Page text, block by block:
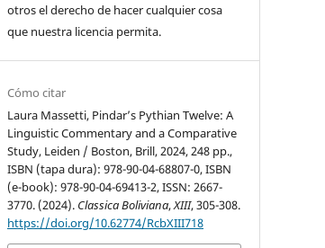
otros el derecho de hacer cualquier cosa
que nuestra licencia permita.
Cómo citar
Laura Massetti, Pindar’s Pythian Twelve: A
Linguistic Commentary and a Comparative
Study, Leiden / Boston, Brill, 2024, 248 pp.,
ISBN (tapa dura): 978-90-04-68807-0, ISBN
(e-book): 978-90-04-69413-2, ISSN: 2667-
3770. (2024). Classica Boliviana,XIII, 305-308.
https://doi.org/10.62774/RcbXIII718